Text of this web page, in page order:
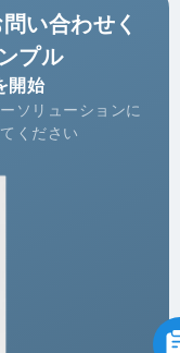
い合わせく
プル
開始
ソリューションに
ください